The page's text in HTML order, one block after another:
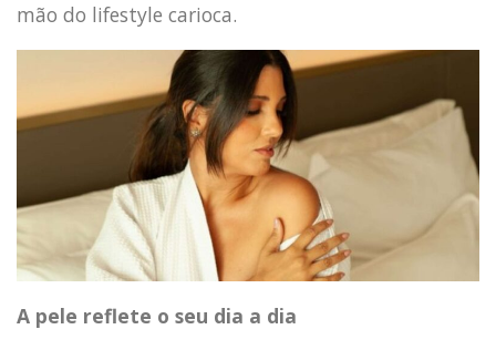
mão do lifestyle carioca.
A pele reflete o seu dia a dia